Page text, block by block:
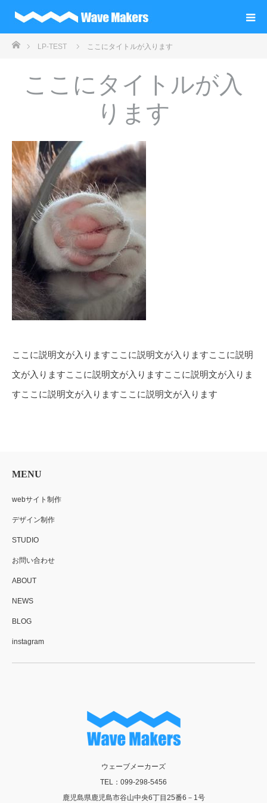
ホームLP-TEST ここにタイトルが入ります
ここにタイトルが入
ります
ここに説明文が入りますここに説明文が入りますここに説明
文が入りますここに説明文が入りますここに説明文が入りま
すここに説明文が入りますここに説明文が入ります
MENU
webサイト制作
デザイン制作
STUDIO
お問い合わせ
ABOUT
NEWS
BLOG
instagram
ウェーブメーカーズ
TEL：099-298-5456
鹿児島県鹿児島市谷山中央6丁目25番6－1号